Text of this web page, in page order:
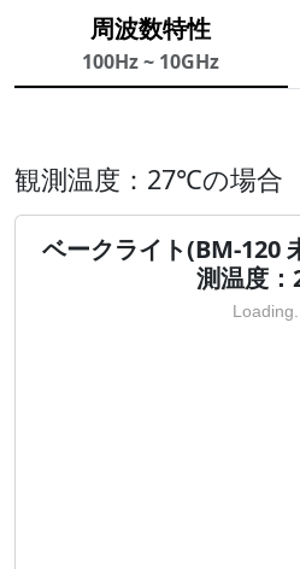
周波数特性
100Hz ~ 10GHz
観測温度：27℃の場合
ベークライト(BM-120
測温度
Loading...